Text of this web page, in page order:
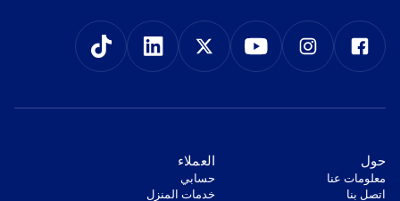
‫حول‬
معلومات عنا
اتصل بنا
‫العملاء‬
‫حسابي‬
‫خدمات المنزل‬